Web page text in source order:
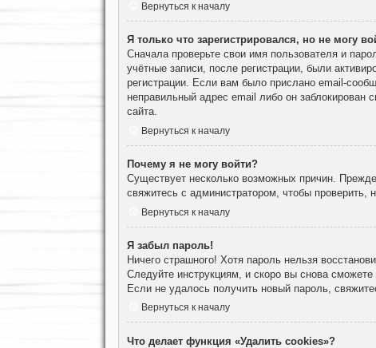
Вернуться к началу
Я только что зарегистрировался, но не могу
Сначала проверьте свои имя пользователя и
учётные записи, после регистрации, были
регистрации. Если вам было прислано email-
неправильный адрес email либо он
сайта.
Вернуться к началу
Почему я не могу войти?
Существует несколько возможных причин.
свяжитесь с администратором, чтобы проверить,
Вернуться к началу
Я забыл пароль!
Ничего страшного! Хотя пароль нельзя
Следуйте инструкциям, и скоро вы снова сможете
Если не удалось получить новый пароль,
Вернуться к началу
Что делает функция «Удалить cookies»?